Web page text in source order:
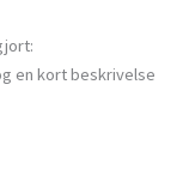
en kort beskrivelse